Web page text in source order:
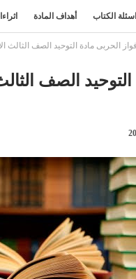
الكتاب أهداف المادة
الحربى مادة التوحيد الصف الثالث
الصف